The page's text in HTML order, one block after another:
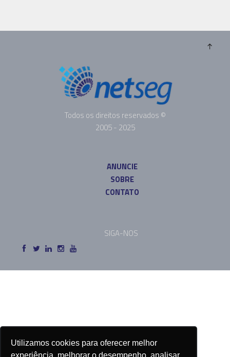
Utilizamos cookies para oferecer melhor
Todos os direitos reservados ©
2005 - 2025
ANUNCIE
SOBRE
CONTATO
SIGA-NOS